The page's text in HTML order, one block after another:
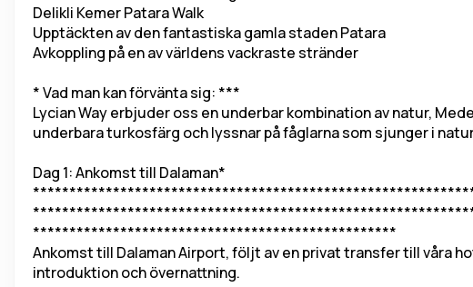
Delikli Kemer Patara Walk
Upptäckten av den fantastiska gamla staden Patara
Avkoppling på en av världens vackraste stränder
* Vad man kan förvänta sig: ***
Lycian Way erbjuder oss en underbar kombination av natur,
underbara turkosfärg och lyssnar på fåglarna som sjunger i
Dag 1: Ankomst till Dalaman*
**************************************************
Ankomst till Dalaman Airport, följt av en privat transfer till våra
introduktion och övernattning.